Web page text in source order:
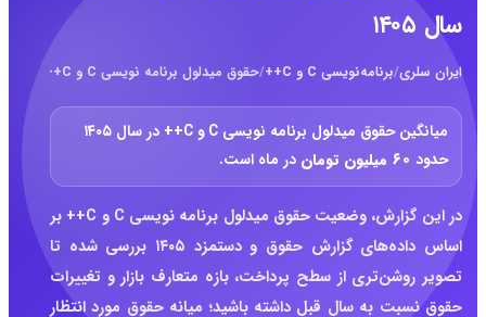
سال ۱۴۰۵
ایران سلری/برنامه‌نویسی C و C++ /حقوق میدلول برنامه نویسی C و C++ در سال ۱۴۰۵
میانگین حقوق میدلول برنامه نویسی C و C++ در سال ۱۴۰۵
حدود ۶۰ میلیون تومان در ماه است.
در این گزارش، وضعیت حقوق میدلول برنامه نویسی C و C++ بر
اساس داده‌های گزارش حقوق و دستمزد ۱۴۰۵ بررسی شده تا
تصویر روشن‌تری از سطح پرداخت، بازه متعارف بازار و تغییرات
حقوق نسبت به سال قبل داشته باشید؛ میانه حقوق مورد انتظار